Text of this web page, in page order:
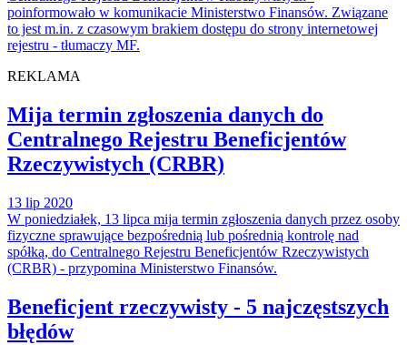
poinformowało w komunikacie Ministerstwo Finansów. Związane
to jest m.in. z czasowym brakiem dostępu do strony internetowej
rejestru - tłumaczy MF.
REKLAMA
Mija termin zgłoszenia danych do
Centralnego Rejestru Beneficjentów
Rzeczywistych (CRBR)
13 lip 2020
W poniedziałek, 13 lipca mija termin zgłoszenia danych przez osoby
fizyczne sprawujące bezpośrednią lub pośrednią kontrolę nad
spółką, do Centralnego Rejestru Beneficjentów Rzeczywistych
(CRBR) - przypomina Ministerstwo Finansów.
Beneficjent rzeczywisty - 5 najczęstszych
błędów